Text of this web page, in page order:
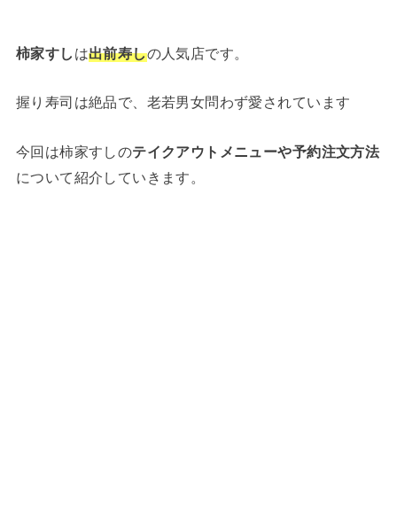
柿家すし は出前寿しの人気店です。
握り寿司は絶品で、老若男女問わず愛されています
今回は柿家すしのテイクアウトメニューや予約注文方法
について紹介していきます。